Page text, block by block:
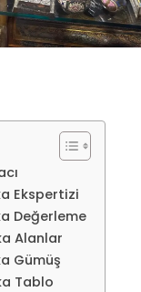
Ekspertizi
Değerleme
Alanlar
Gümüş
Tablo